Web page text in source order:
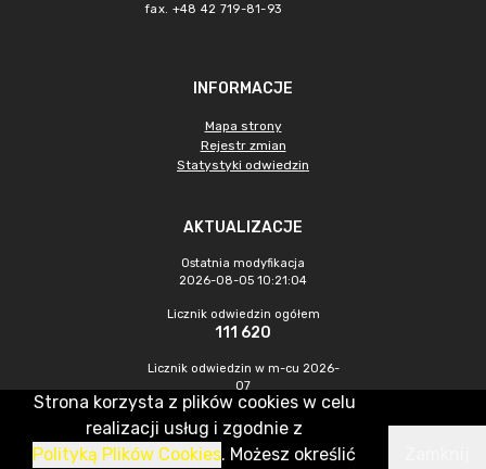
fax. +48 42 719-81-93
INFORMACJE
Mapa strony
Rejestr zmian
Statystyki odwiedzin
AKTUALIZACJE
Ostatnia modyfikacja
2026-08-05 10:21:04
Licznik odwiedzin ogółem
111 620
Licznik odwiedzin w m-cu 2026-
07
1 729
CMS & Hosting: Nefeni Sp. z o.o.
Strona korzysta z plików cookies w celu
realizacji usług i zgodnie z
Polityką Plików Cookies. Możesz określić